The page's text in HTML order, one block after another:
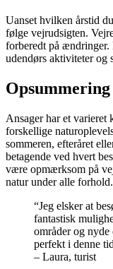
Uanset hvilken årstid
følge vejrudsigten.
forberedt på
udendørs aktiviteter og
Opsummering
Ansager har et varieret
forskellige
sommeren, efteråret
betagende ved hvert
være opmærksom på
natur under alle forhold.
“Jeg elsker at
fantastisk
områder og
perfekt i denne
– Laura, turist